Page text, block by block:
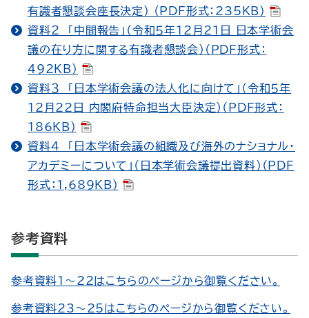
有識者懇談会座長決定） （PDF形式：235KB）
資料２ 「中間報告」（令和５年12月21日 日本学術会
議の在り方に関する有識者懇談会）（PDF形式：
492KB）
資料３ 「日本学術会議の法人化に向けて」（令和５年
12月22日 内閣府特命担当大臣決定）（PDF形式：
186KB）
資料４ 「日本学術会議の組織及び海外のナショナル・
アカデミーについて」（日本学術会議提出資料）（PDF
形式：1,689KB）
参考資料
参考資料１～22はこちらのページから御覧ください。
参考資料23～25はこちらのページから御覧ください。